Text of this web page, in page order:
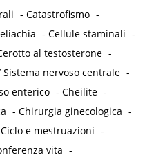
-Catastrofismo -
-Cellule staminali -
al testosterone -
Sistema nervoso centrale -
enterico -Cheilite -
-Chirurgia ginecologica -
Ciclo e mestruazioni -
vita -